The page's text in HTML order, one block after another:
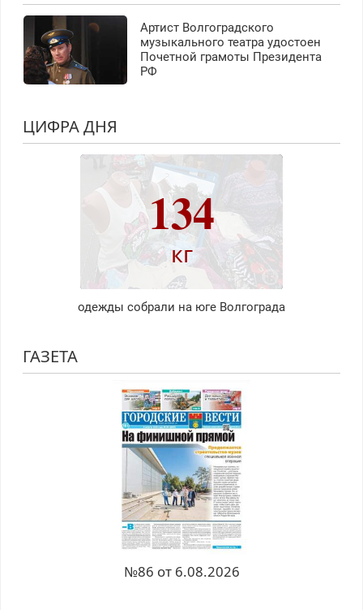
Артист Волгоградского
музыкального театра удостоен
Почетной грамоты Президента
РФ
ЦИФРА ДНЯ
134
кг
одежды собрали на юге Волгограда
ГАЗЕТА
№86 от 6.08.2026